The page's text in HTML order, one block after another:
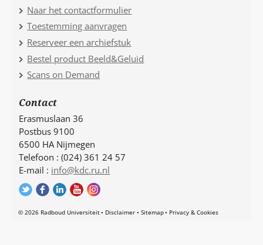
Naar het contactformulier
Toestemming aanvragen
Reserveer een archiefstuk
Bestel product Beeld&Geluid
Scans on Demand
Contact
Erasmuslaan 36
Postbus 9100
6500 HA Nijmegen
Telefoon : (024) 361 24 57
E-mail : info@kdc.ru.nl
© 2026 Radboud Universiteit Disclaimer Sitemap Privacy & Cookies